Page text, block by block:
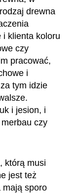
drewna
i klienta koloru
czy
pracować,
i
tym idzie
i jesion, i
czy
którą musi
jest też
mają sporo